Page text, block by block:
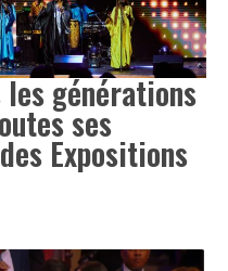
générations
ses
Expositions